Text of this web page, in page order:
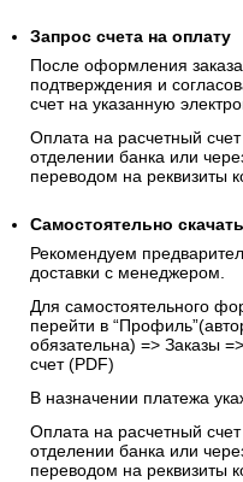
Запрос счета на оплату
После оформления
подтверждения и
счет на указанную
Оплата на расчетный
отделении банка или
переводом на реквизиты
Самостоятельно скачать
Рекомендуем
доставки с менеджером.
Для самостоятельного
перейти в
обязательна) => Заказы
счет (PDF)
В назначении платежа
Оплата на расчетный
отделении банка или
переводом на реквизиты